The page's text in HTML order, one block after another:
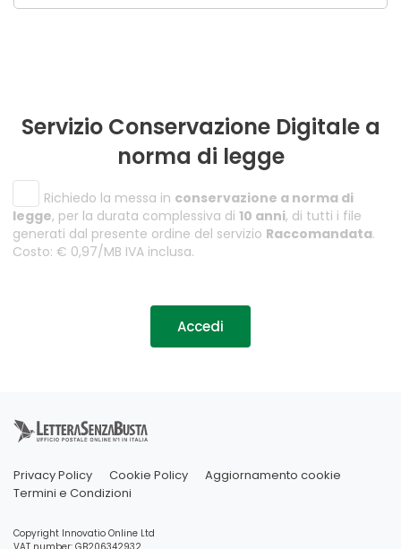
Servizio Conservazione Digitale a
norma di legge
Richiedo la messa in conservazione a norma di
legge, per la durata complessiva di 10 anni, di tutti i file
generati dal presente ordine del servizio Raccomandata.
Costo: € 0,97/MB IVA inclusa.
Accedi
Privacy Policy Cookie Policy
Aggiornamento cookie
Termini e Condizioni
Copyright Innovatio Online Ltd